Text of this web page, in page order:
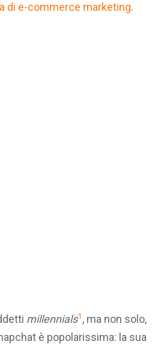
di e-commerce marketing.
millennials1 , ma non solo,
è popolarissima: la sua